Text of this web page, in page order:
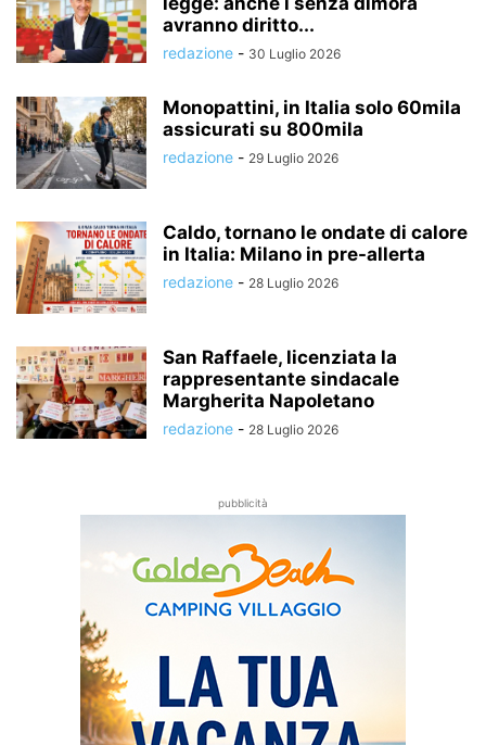
avranno diritto...
redazione - 30 Luglio 2026
Monopattini, in Italia solo 60mila
assicurati su 800mila
redazione - 29 Luglio 2026
Caldo, tornano le ondate di calore
in Italia: Milano in pre-allerta
redazione - 28 Luglio 2026
San Raffaele, licenziata la
rappresentante sindacale
Margherita Napoletano
redazione - 28 Luglio 2026
pubblicità